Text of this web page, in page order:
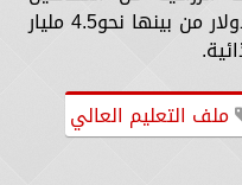
والصناعات الغذائية نحو 9 مليار دولار من بينها نحو4.5 مليار
ملف التعليم العالي